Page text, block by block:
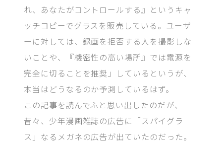
れ、あなたがコントロールする』というキャ
ッチコピーでグラスを販売している。ユーザ
ーに対しては、録画を拒否する人を撮影しな
いことや、『機密性の高い場所』では電源を
完全に切ることを推奨」しているというが、
本当はどうなるのか予測しているはず。
この記事を読んでふと思い出したのだが、
昔々、少年漫画雑誌の広告に「スパイグラ
ス」なるメガネの広告が出ていたのだった。